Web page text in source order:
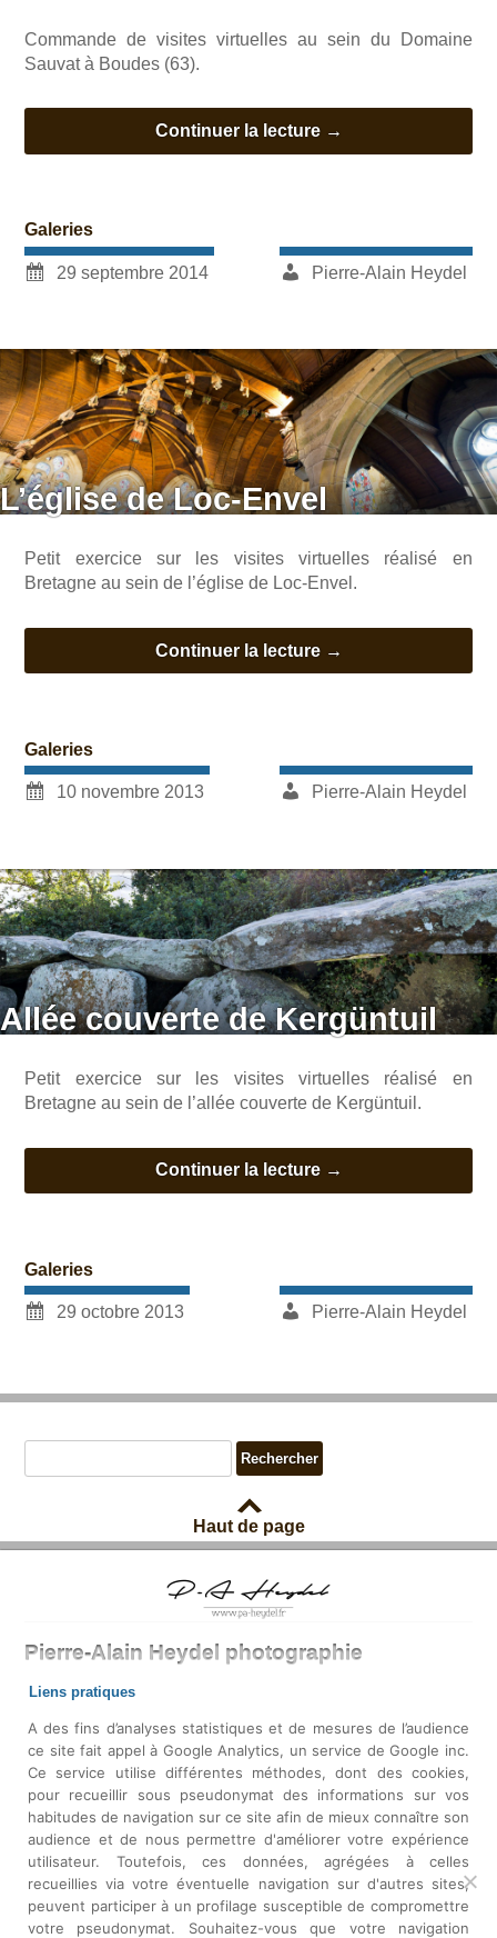
Commande de visites virtuelles au sein du Domaine
Sauvat à Boudes (63).
Continuer la lecture →
Galeries
29 septembre 2014 Pierre-Alain Heydel
L’église de Loc-Envel
Petit exercice sur les visites virtuelles réalisé en
Bretagne au sein de l’église de Loc-Envel.
Continuer la lecture →
Galeries
10 novembre 2013 Pierre-Alain Heydel
Allée couverte de Kergüntuil
Petit exercice sur les visites virtuelles réalisé en
Bretagne au sein de l’allée couverte de Kergüntuil.
Continuer la lecture →
Galeries
29 octobre 2013 Pierre-Alain Heydel
Haut de page
Pierre-Alain Heydel photographie
Liens pratiques
Mon Compte
Mentions légales
Politique de confidentialité
Conditions générales de vente
Contact
Plan du site
Pierre-Alain Heydel sur la toile
A des fins d’analyses statistiques et de mesures de l’audience
ce site fait appel à Google Analytics, un service de Google inc.
Ce service utilise différentes méthodes, dont des cookies,
pour recueillir sous pseudonymat des informations sur vos
habitudes de navigation sur ce site afin de mieux connaître son
audience et de nous permettre d'améliorer votre expérience
utilisateur. Toutefois, ces données, agrégées à celles
recueillies via votre éventuelle navigation sur d'autres sites,
peuvent participer à un profilage susceptible de compromettre
votre pseudonymat. Souhaitez-vous que votre navigation